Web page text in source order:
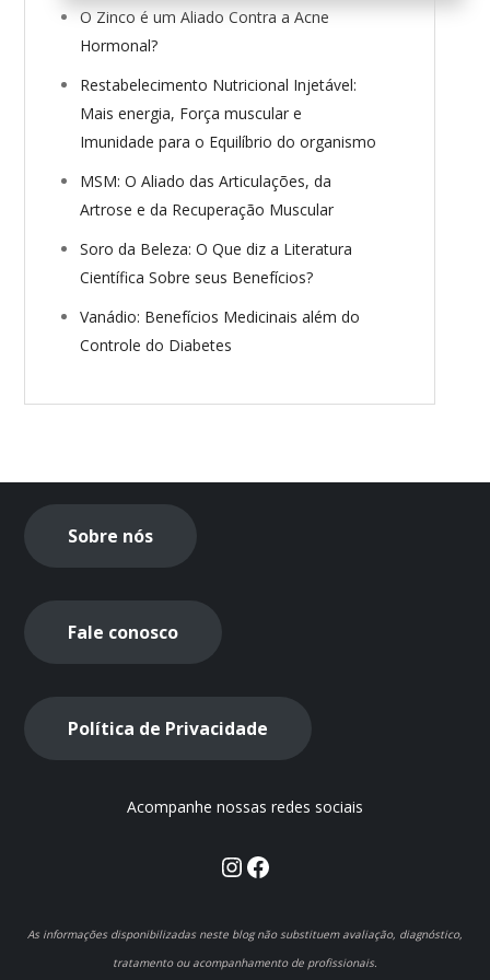
O Zinco é um Aliado Contra a Acne
Hormonal?
Restabelecimento Nutricional Injetável:
Mais energia, Força muscular e
Imunidade para o Equilíbrio do organismo
MSM: O Aliado das Articulações, da
Artrose e da Recuperação Muscular
Soro da Beleza: O Que diz a Literatura
Científica Sobre seus Benefícios?
Vanádio: Benefícios Medicinais além do
Controle do Diabetes
Sobre nós
Fale conosco
Política de Privacidade
Acompanhe nossas redes sociais
Instagram
Facebook
As informações disponibilizadas neste blog não substituem avaliação, diagnóstico,
tratamento ou acompanhamento de profissionais.